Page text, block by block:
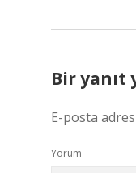
Bir yanıt
E-posta
Yorum